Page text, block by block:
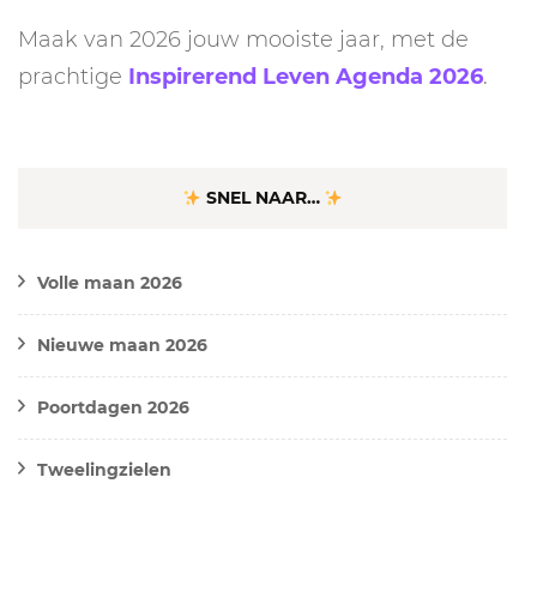
Maak van 2026 jouw mooiste jaar, met de
prachtige Inspirerend Leven Agenda 2026.
SNEL NAAR…
Volle maan 2026
Nieuwe maan 2026
Poortdagen 2026
Tweelingzielen